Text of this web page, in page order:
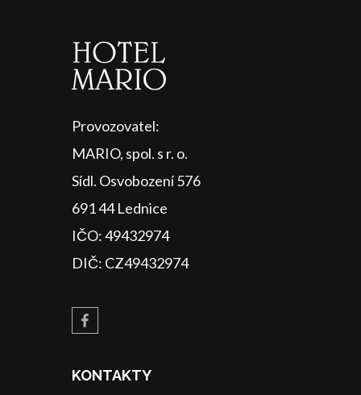
Provozovatel:
MARIO, spol. s r. o.
Sídl. Osvobození 576
691 44 Lednice
IČO: 49432974
DIČ: CZ49432974
KONTAKTY